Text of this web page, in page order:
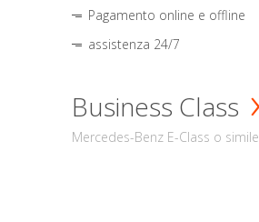
Pagamento online e offline
assistenza 24/7
Business Class
Mercedes-Benz E-Class o simile